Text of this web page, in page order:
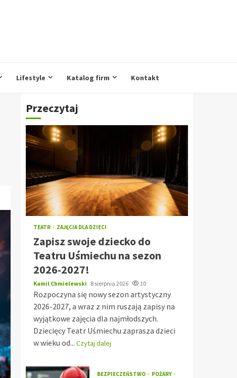
Lifestyle Katalog firm Kontakt
Przeczytaj
TEATR ZAJĘCIA DLA DZIECI
Zapisz swoje dziecko do
Teatru Uśmiechu na sezon
2026-2027!
Kamil Chmielewski 8 sierpnia 2026 10
Rozpoczyna się nowy sezon artystyczny
2026-2027, a wraz z nim ruszają zapisy na
wyjątkowe zajęcia dla najmłodszych.
Dziecięcy Teatr Uśmiechu zaprasza dzieci
w wieku od... Czytaj dalej
BEZPIECZEŃSTWO
POŻARY